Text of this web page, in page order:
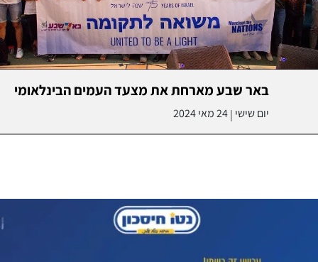
באר שבע מארחת את מצעד העמים הבינלאומי
יום שישי |24 מאי 2024